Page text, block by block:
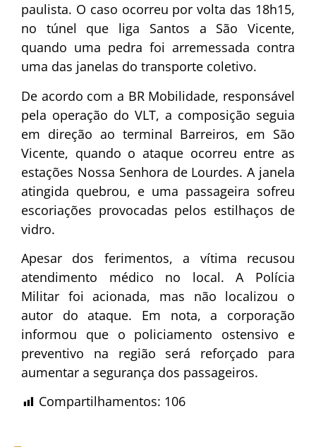
paulista. O caso ocorreu por volta das 18h15,
no túnel que liga Santos a São Vicente,
quando uma pedra foi arremessada contra
uma das janelas do transporte coletivo.
De acordo com a BR Mobilidade, responsável
pela operação do VLT, a composição seguia
em direção ao terminal Barreiros, em São
Vicente, quando o ataque ocorreu entre as
estações Nossa Senhora de Lourdes. A janela
atingida quebrou, e uma passageira sofreu
escoriações provocadas pelos estilhaços de
vidro.
Apesar dos ferimentos, a vítima recusou
atendimento médico no local. A Polícia
Militar foi acionada, mas não localizou o
autor do ataque. Em nota, a corporação
informou que o policiamento ostensivo e
preventivo na região será reforçado para
aumentar a segurança dos passageiros.
Compartilhamentos: 106